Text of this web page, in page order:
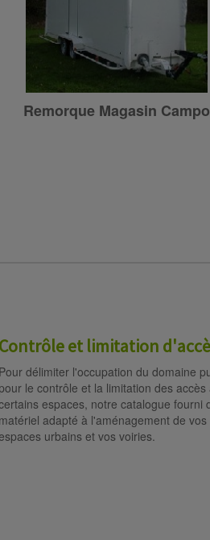
Tourniquet mécanique
Contrôle et limitation
Pour délimiter l'occupation du domaine
pour le contrôle et la limitation des accès
espaces, notre catalogue fourni
matériel adapté à l'aménagement de vos
urbains et vos voiries.